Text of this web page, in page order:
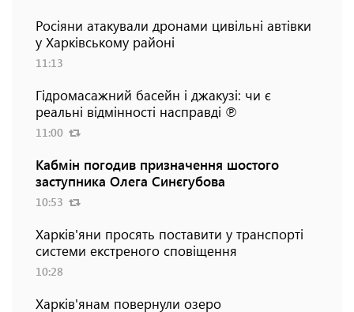
Росіяни атакували дронами цивільні автівки
у Харківському районі
11:13
Гідромасажний басейн і джакузі: чи є
реальні відмінності насправді ℗
11:00
Кабмін погодив призначення шостого
заступника Олега Синєгубова
10:53
Харків'яни просять поставити у транспорті
системи екстреного сповіщення
10:28
Харків'янам повернули озеро